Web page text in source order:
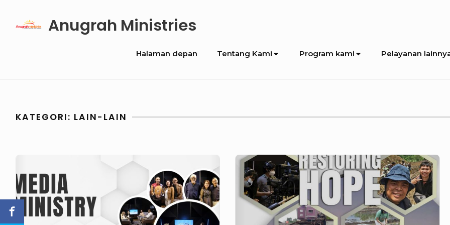
Anugrah Ministries
Site
Halaman depan Tentang Kami Program kami Pelayanan
KATEGORI: LAIN-LAIN
Menginspirasi
Generasi
Z
dan
Anugrah
Ministries
“Restoring
Hope